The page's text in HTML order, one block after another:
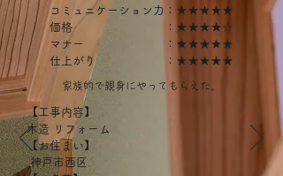
コミュニケーション力：★★★★★
価格 ：★★★★☆
マナー ：★★★★★
仕上がり ：★★★★★
家族的で親身にやってもらえた。
【工事内容】
木造 リフォーム
【お住まい】
神戸市西区